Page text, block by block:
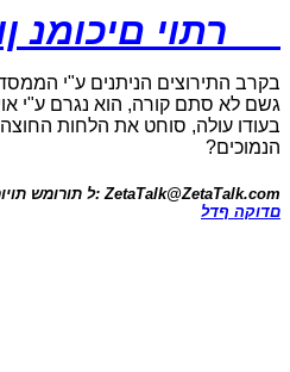
זטא טוק: זרמי
בקרב התירוצים הניתנים ע"י הממסד
גשם לא סתם קורה, הוא נגרם ע"י
בעודו עולה, סוחט את הלחות
הנמוכים?
כל הזכויותZetaTalk@ZetaTalk.com
לדף הקודם